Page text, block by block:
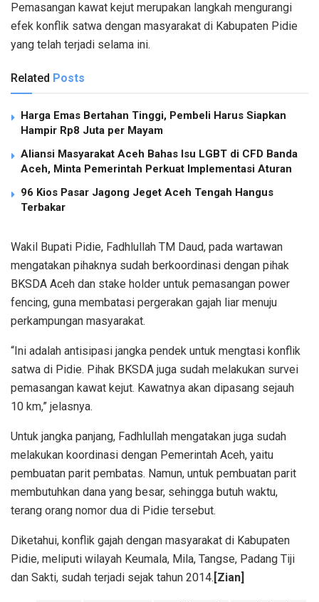
Pemasangan kawat kejut merupakan langkah mengurangi
efek konflik satwa dengan masyarakat di Kabupaten Pidie
yang telah terjadi selama ini.
Related Posts
Harga Emas Bertahan Tinggi, Pembeli Harus Siapkan
Hampir Rp8 Juta per Mayam
Aliansi Masyarakat Aceh Bahas Isu LGBT di CFD Banda
Aceh, Minta Pemerintah Perkuat Implementasi Aturan
96 Kios Pasar Jagong Jeget Aceh Tengah Hangus
Terbakar
Wakil Bupati Pidie, Fadhlullah TM Daud, pada wartawan
mengatakan pihaknya sudah berkoordinasi dengan pihak
BKSDA Aceh dan stake holder untuk pemasangan power
fencing, guna membatasi pergerakan gajah liar menuju
perkampungan masyarakat.
“Ini adalah antisipasi jangka pendek untuk mengtasi konflik
satwa di Pidie. Pihak BKSDA juga sudah melakukan survei
pemasangan kawat kejut. Kawatnya akan dipasang sejauh
10 km,” jelasnya.
Untuk jangka panjang, Fadhlullah mengatakan juga sudah
melakukan koordinasi dengan Pemerintah Aceh, yaitu
pembuatan parit pembatas. Namun, untuk pembuatan parit
membutuhkan dana yang besar, sehingga butuh waktu,
terang orang nomor dua di Pidie tersebut.
Diketahui, konflik gajah dengan masyarakat di Kabupaten
Pidie, meliputi wilayah Keumala, Mila, Tangse, Padang Tiji
dan Sakti, sudah terjadi sejak tahun 2014. [Zian]